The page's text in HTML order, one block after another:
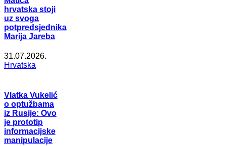
hrvatska stoji
uz svoga
potpredsjednika
Marija Jareba
31.07.2026.
Hrvatska
Vlatka Vukelić
o optužbama
iz Rusije: Ovo
je prototip
informacijske
manipulacije